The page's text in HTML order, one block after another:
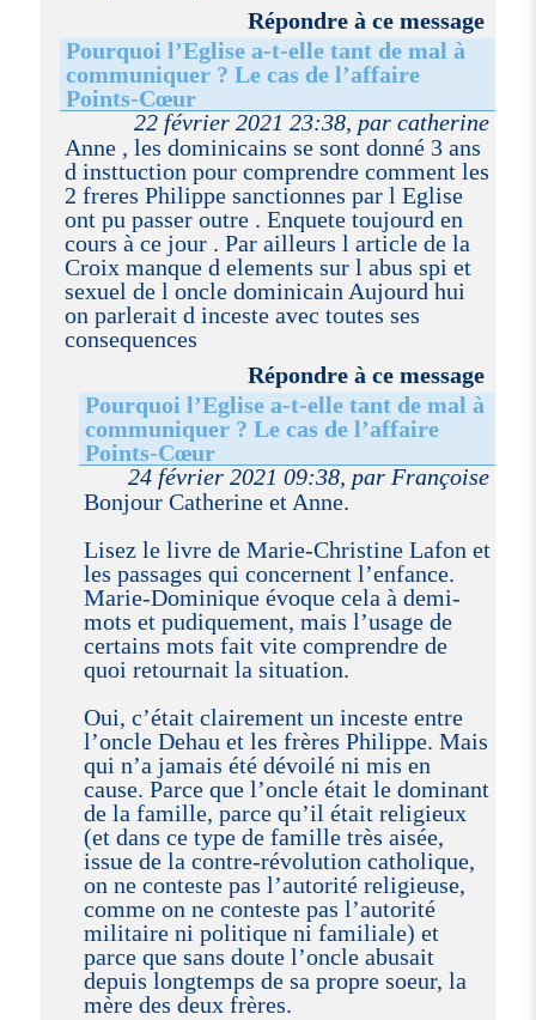
Répondre à ce message
Pourquoi l’Eglise a-t-elle tant de mal à
communiquer ? Le cas de l’affaire
Points-Cœur
22 février 2021 23:38, par catherine
Anne , les dominicains se sont donné 3 ans
d insttuction pour comprendre comment les
2 freres Philippe sanctionnes par l Eglise
ont pu passer outre . Enquete toujourd en
cours à ce jour . Par ailleurs l article de la
Croix manque d elements sur l abus spi et
sexuel de l oncle dominicain Aujourd hui
on parlerait d inceste avec toutes ses
consequences
Répondre à ce message
Pourquoi l’Eglise a-t-elle tant de mal à
communiquer ? Le cas de l’affaire
Points-Cœur
24 février 2021 09:38, par Françoise
Bonjour Catherine et Anne.
Lisez le livre de Marie-Christine Lafon et
les passages qui concernent l’enfance.
Marie-Dominique évoque cela à demi-
mots et pudiquement, mais l’usage de
certains mots fait vite comprendre de
quoi retournait la situation.
Oui, c’était clairement un inceste entre
l’oncle Dehau et les frères Philippe. Mais
qui n’a jamais été dévoilé ni mis en
cause. Parce que l’oncle était le dominant
de la famille, parce qu’il était religieux
(et dans ce type de famille très aisée,
issue de la contre-révolution catholique,
on ne conteste pas l’autorité religieuse,
comme on ne conteste pas l’autorité
militaire ni politique ni familiale) et
parce que sans doute l’oncle abusait
depuis longtemps de sa propre soeur, la
mère des deux frères.